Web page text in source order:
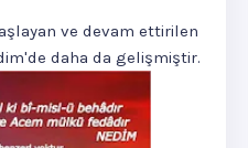
ve devam ettirilen
daha da gelişmiştir.